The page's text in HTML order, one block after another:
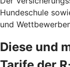
Hundeschule
und
Diese und